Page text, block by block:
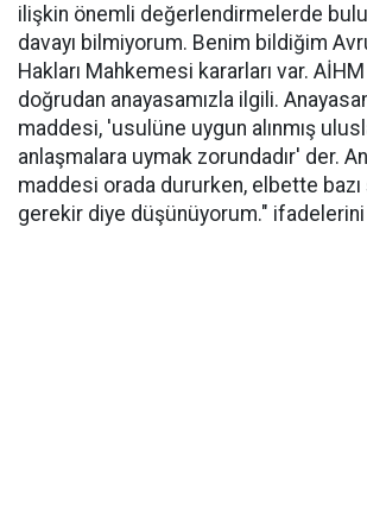
ilişkin önemli değerlendirmelerde
davayı bilmiyorum. Benim bildiğim
Hakları Mahkemesi kararları var.
doğrudan anayasamızla ilgili.
maddesi, 'usulüne uygun alınmış
anlaşmalara uymak zorundadır' der.
maddesi orada dururken, elbette
gerekir diye düşünüyorum." ifadelerini